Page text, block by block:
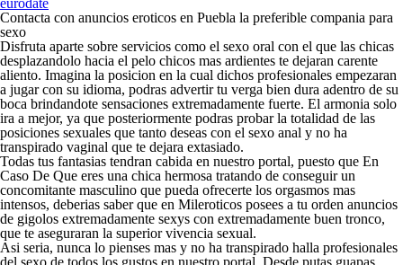
eurodate
Contacta con anuncios eroticos en Puebla la preferible compania para
sexo
Disfruta aparte sobre servicios como el sexo oral con el que las chicas
desplazandolo hacia el pelo chicos mas ardientes te dejaran carente
aliento. Imagina la posicion en la cual dichos profesionales empezaran
a jugar con su idioma, podras advertir tu verga bien dura adentro de su
boca brindandote sensaciones extremadamente fuerte. El armonia solo
ira a mejor, ya que posteriormente podras probar la totalidad de las
posiciones sexuales que tanto deseas con el sexo anal y no ha
transpirado vaginal que te dejara extasiado.
Todas tus fantasias tendran cabida en nuestro portal, puesto que En
Caso De Que eres una chica hermosa tratando de conseguir un
concomitante masculino que pueda ofrecerte los orgasmos mas
intensos, deberias saber que en Mileroticos posees a tu orden anuncios
de gigolos extremadamente sexys con extremadamente buen tronco,
que te aseguraran la superior vivencia sexual.
Asi seri­a, nunca lo pienses mas y no ha transpirado halla profesionales
del sexo de todos los gustos en nuestro portal. Desde putas guapas,